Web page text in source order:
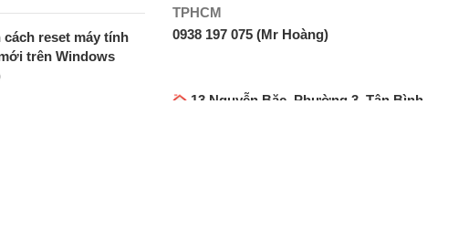
reset máy tính
trên Windows
TPHCM
0938 197 075 (Mr Hoàng)
13 Nguyễn Bặc, Phường 3, Tân Bình,